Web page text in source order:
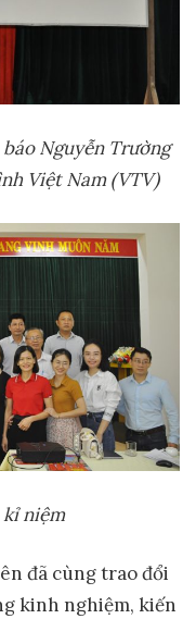
Nguyễn Trường
Việt Nam (VTV)
niệm
đã cùng trao đổi
kinh nghiệm, kiến